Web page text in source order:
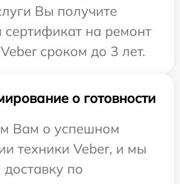
Вы получите
на ремонт
сроком до 3 лет.
о готовности
Вам о успешном
техники Veber, и мы
по